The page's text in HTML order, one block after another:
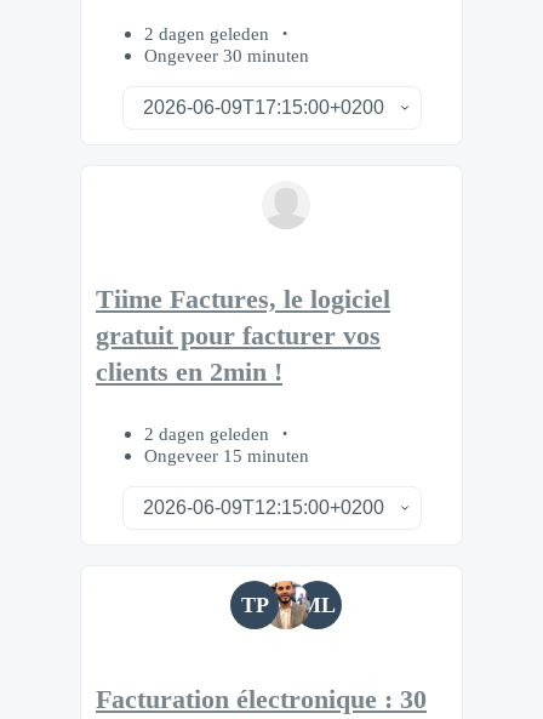
2 dagen geleden
Ongeveer 30 minuten
Tiime Factures, le logiciel
gratuit pour facturer vos
clients en 2min !
2 dagen geleden
Ongeveer 15 minuten
TP ML
Facturation électronique : 30